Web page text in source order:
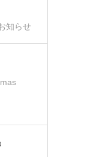
知らせ